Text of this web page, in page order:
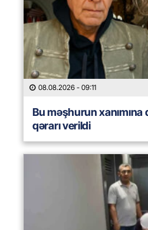
08.08.2026 - 09:11
Bu məşhurun
qərarı verildi